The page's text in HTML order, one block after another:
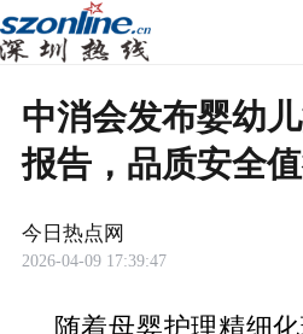
中消会发布婴幼
报告，品质安全
今日热点网
2026-04-09 17:39:47
随着母婴护理精细